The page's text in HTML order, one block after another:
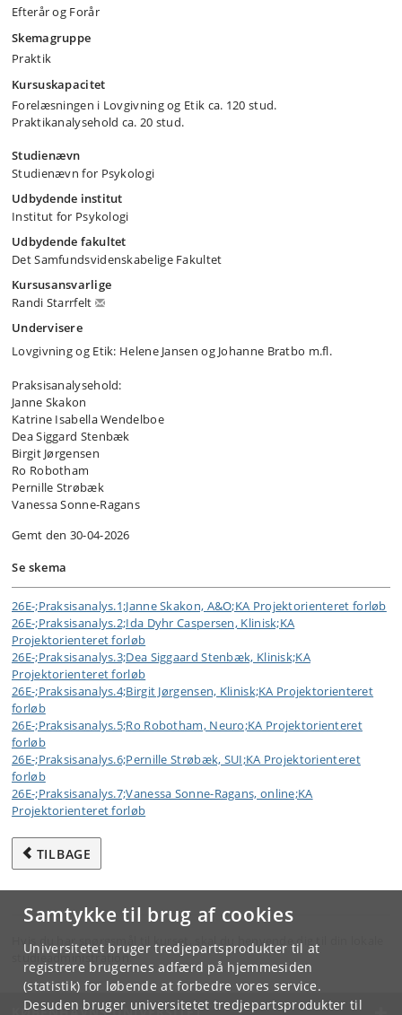
Samtykke til brug af cookies
Universitetet bruger tredjepartsprodukter til at
registrere brugernes adfærd på hjemmesiden
(statistik) for løbende at forbedre vores service.
Desuden bruger universitetet tredjepartsprodukter til
Efterår og Forår
Skemagruppe
Praktik
Kursuskapacitet
Forelæsningen i Lovgivning og Etik ca. 120 stud.
Praktikanalysehold ca. 20 stud.
Studienævn
Studienævn for Psykologi
Udbydende institut
Institut for Psykologi
Udbydende fakultet
Det Samfundsvidenskabelige Fakultet
Kursusansvarlige
Randi Starrfelt
Undervisere
Lovgivning og Etik: Helene Jansen og Johanne Bratbo m.fl.
Praksisanalysehold:
Janne Skakon
Katrine Isabella Wendelboe
Dea Siggard Stenbæk
Birgit Jørgensen
Ro Robotham
Pernille Strøbæk
Vanessa Sonne-Ragans
Gemt den 30-04-2026
Se skema
26E-;Praksisanalys.1;Janne Skakon, A&O;KA Projektorienteret forløb
26E-;Praksisanalys.2;Ida Dyhr Caspersen, Klinisk;KA
Projektorienteret forløb
26E-;Praksisanalys.3;Dea Siggaard Stenbæk, Klinisk;KA
Projektorienteret forløb
26E-;Praksisanalys.4;Birgit Jørgensen, Klinisk;KA Projektorienteret
forløb
26E-;Praksisanalys.5;Ro Robotham, Neuro;KA Projektorienteret
forløb
26E-;Praksisanalys.6;Pernille Strøbæk, SUI;KA Projektorienteret
forløb
26E-;Praksisanalys.7;Vanessa Sonne-Ragans, online;KA
Projektorienteret forløb
TILBAGE
Hvis du har spørgsmål til kurset, skal du henvende dig til din lokale
studieadministration.